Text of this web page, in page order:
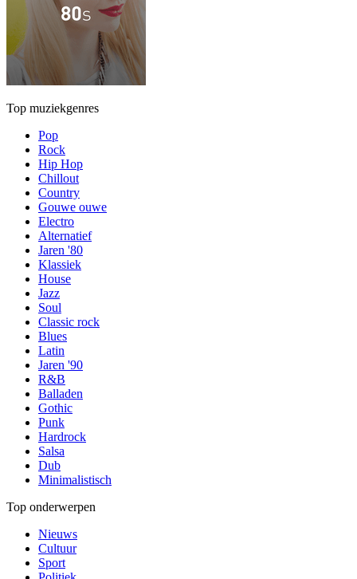
Top muziekgenres
Pop
Rock
Hip Hop
Chillout
Country
Gouwe ouwe
Electro
Alternatief
Jaren '80
Klassiek
House
Jazz
Soul
Classic rock
Blues
Latin
Jaren '90
R&B
Balladen
Gothic
Punk
Hardrock
Salsa
Dub
Minimalistisch
Top onderwerpen
Nieuws
Cultuur
Sport